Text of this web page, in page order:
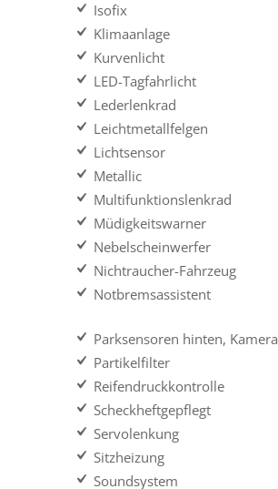
Isofix
Klimaanlage
Kurvenlicht
LED-Tagfahrlicht
Lederlenkrad
Leichtmetallfelgen
Lichtsensor
Metallic
Multifunktionslenkrad
Müdigkeitswarner
Nebelscheinwerfer
Nichtraucher-Fahrzeug
Notbremsassistent
Parksensoren hinten, Kamera
Partikelfilter
Reifendruckkontrolle
Scheckheftgepflegt
Servolenkung
Sitzheizung
Soundsystem